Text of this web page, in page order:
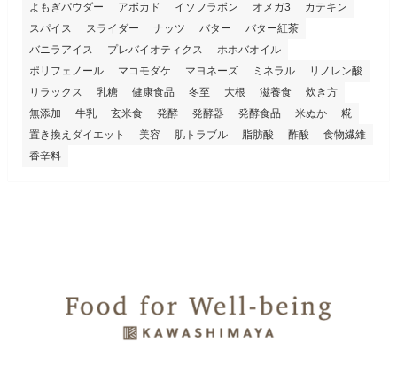
よもぎパウダー
アボカド イソフラボン オメガ3
カテキン
スパイス
スライダー ナッツ バター
バター紅茶
バニラアイス
プレバイオティクス
ホホバオイル
ポリフェノール
マコモダケ マヨネーズ ミネラル
リノレン酸
リラックス
乳糖 健康食品 冬至 大根 滋養食
炊き方
無添加
牛乳 玄米食 発酵 発酵器 発酵食品 米ぬか
糀
置き換えダイエット
美容 肌トラブル 脂肪酸 酢酸
食物繊維
香辛料